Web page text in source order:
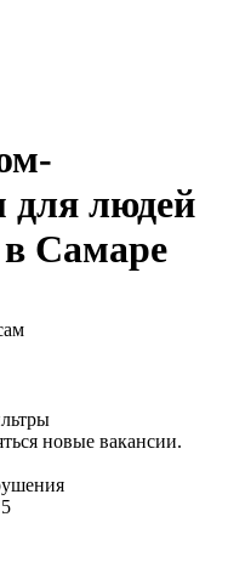
для людей
Самаре
новые вакансии.